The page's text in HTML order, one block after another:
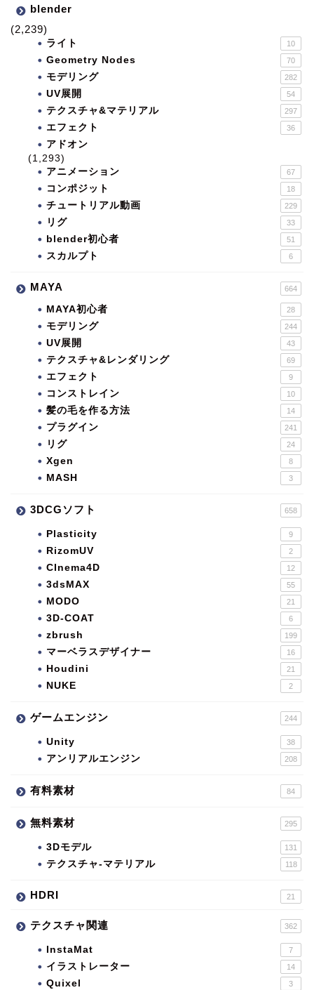
blender
(2,239)
ライト 10
Geometry Nodes 70
モデリング 282
UV展開 54
テクスチャ&マテリアル 297
エフェクト 36
アドオン
(1,293)
アニメーション
67
コンポジット 18
チュートリアル動画 229
リグ 33
blender初心者 51
スカルプト 6
MAYA 664
MAYA初心者 28
モデリング 244
UV展開 43
テクスチャ&レンダリング 69
エフェクト 9
コンストレイン 10
髪の毛を作る方法 14
プラグイン 241
リグ 24
Xgen 8
MASH 3
3DCGソフト 658
Plasticity 9
RizomUV 2
CInema4D 12
3dsMAX 55
MODO 21
3D-COAT 6
zbrush 199
マーベラスデザイナー 16
Houdini 21
NUKE 2
ゲームエンジン 244
Unity 38
アンリアルエンジン 208
有料素材 84
無料素材 295
3Dモデル 131
テクスチャ-マテリアル 118
HDRI 21
テクスチャ関連 362
InstaMat 7
イラストレーター 14
Quixel 3